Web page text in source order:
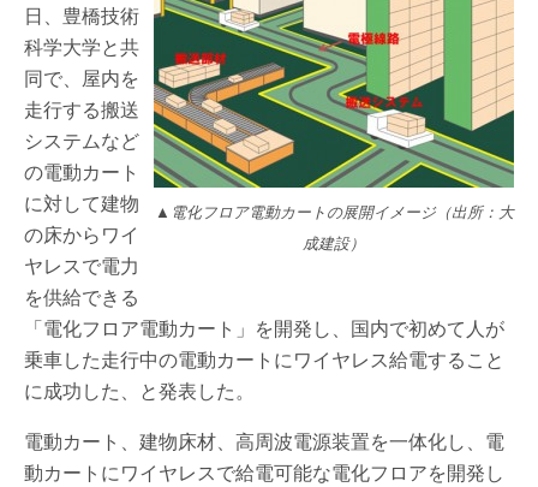
▲電化フロア電動カートの展開イメージ（出所：大
成建設）
日、豊橋技術
科学大学と共
同で、屋内を
走行する搬送
システムなど
の電動カート
に対して建物
の床からワイ
ヤレスで電力
を供給できる
「電化フロア電動カート」を開発し、国内で初めて人が
乗車した走行中の電動カートにワイヤレス給電すること
に成功した、と発表した。
電動カート、建物床材、高周波電源装置を一体化し、電
動カートにワイヤレスで給電可能な電化フロアを開発し